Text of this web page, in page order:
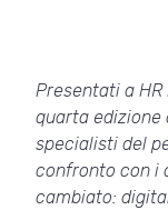
Presentati a
quarta edizione
specialisti del
confronto con i
cambiato: